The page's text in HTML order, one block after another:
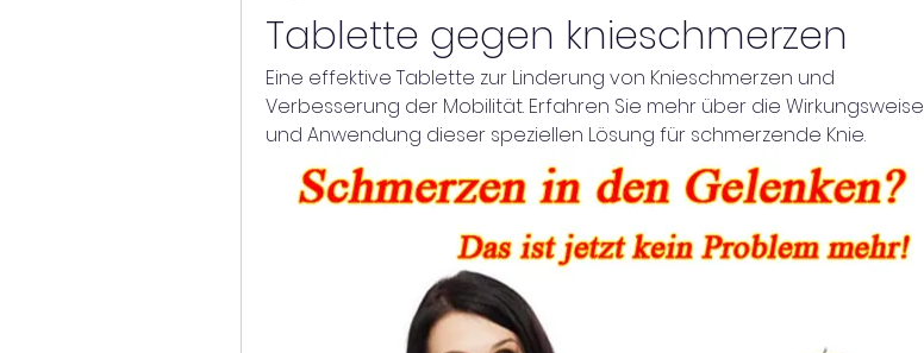
Tablette gegen knieschmerzen
Eine effektive Tablette zur Linderung von Knieschmerzen und
Verbesserung der Mobilität. Erfahren Sie mehr über die Wirkungsweise
und Anwendung dieser speziellen Lösung für schmerzende Knie.